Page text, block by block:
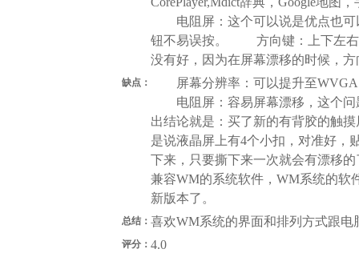
电阻屏：这个可以说是优点也可
钮不易误按。 方向键：上下左右
没有好，因为在屏幕漂移的时候，
缺点：
屏幕分辨率：可以提升至WVGA
电阻屏：容易屏幕漂移，这个问
出结论就是：买了新的有背胶的触
是说液晶屏上有4个小扣，对准好，
下来，只要撕下来一次就会有漂
兼容WM的系统软件，WM系统的软
新版本了。
总结： 喜欢WM系统的界面和排列方式跟
评分： 4.0